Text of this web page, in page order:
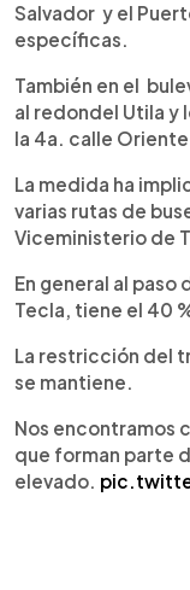
Salvador y el
específicas.
También en el
al redondel Utila y
la 4a. calle
La medida ha
varias rutas de
Viceministerio de
En general al paso
Tecla, tiene el 40
La restricción del
se mantiene.
Nos encontramos
que forman parte
elevado.